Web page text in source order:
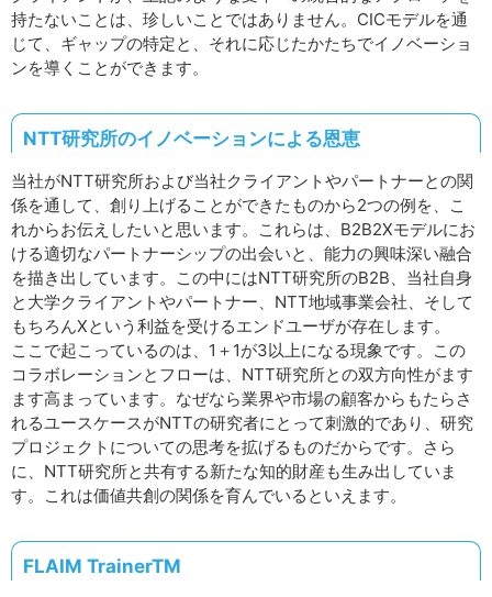
持たないことは、珍しいことではありません。CICモデルを通
じて、ギャップの特定と、それに応じたかたちでイノベーショ
ンを導くことができます。
NTT研究所のイノベーションによる恩恵
当社がNTT研究所および当社クライアントやパートナーとの関
係を通して、創り上げることができたものから2つの例を、こ
れからお伝えしたいと思います。これらは、B2B2Xモデルにお
ける適切なパートナーシップの出会いと、能力の興味深い融合
を描き出しています。この中にはNTT研究所のB2B、当社自身
と大学クライアントやパートナー、NTT地域事業会社、そして
もちろんXという利益を受けるエンドユーザが存在します。
ここで起こっているのは、1＋1が3以上になる現象です。この
コラボレーションとフローは、NTT研究所との双方向性がます
ます高まっています。なぜなら業界や市場の顧客からもたらさ
れるユースケースがNTTの研究者にとって刺激的であり、研究
プロジェクトについての思考を拡げるものだからです。さら
に、NTT研究所と共有する新たな知的財産も生み出していま
す。これは価値共創の関係を育んでいるといえます。
FLAIM TrainerTM